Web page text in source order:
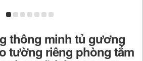
thông minh tủ gương
tường riêng phòng tắm